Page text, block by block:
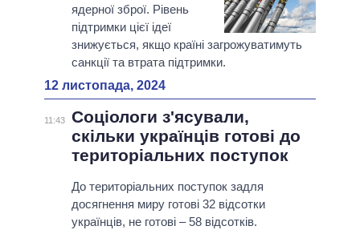
ядерної зброї. Рівень
підтримки цієї ідеї
знижується, якщо країні загрожуватимуть
санкції та втрата підтримки.
12 листопада, 2024
11:43
Соціологи з'ясували,
скільки українців готові до
територіальних поступок
До територіальних поступок задля
досягнення миру готові 32 відсотки
українців, не готові – 58 відсотків.